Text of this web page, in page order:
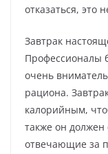
отказаться, это
Завтрак
Профессионалы
очень
рациона.
калорийным,
также он
отвечающие за